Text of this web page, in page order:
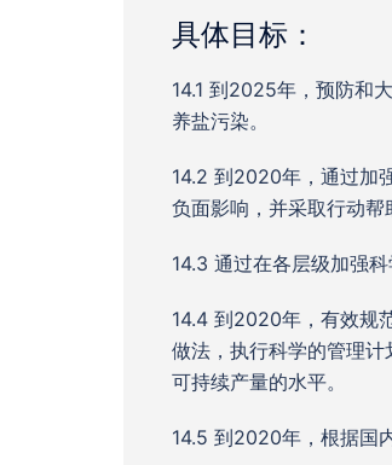
具体目标：
14.1 到2025年，预防和
养盐污染。
14.2 到2020年，通过加
负面影响，并采取行动帮
14.3 通过在各层级加强
14.4 到2020年，有效规
做法，执行科学的管理
可持续产量的水平。
14.5 到2020年，根据国